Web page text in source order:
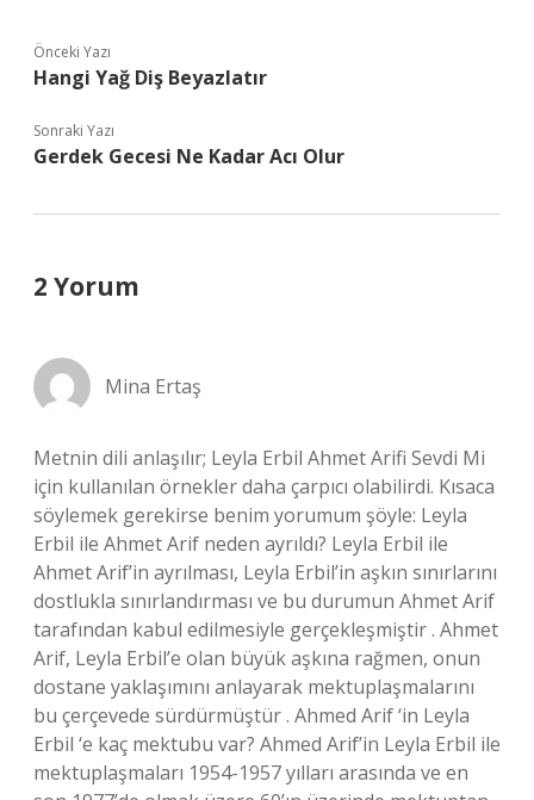
Önceki Yazı
Hangi Yağ Diş Beyazlatır
Sonraki Yazı
Gerdek Gecesi Ne Kadar Acı Olur
2 Yorum
Mina Ertaş
Metnin dili anlaşılır; Leyla Erbil Ahmet Arifi Sevdi Mi
için kullanılan örnekler daha çarpıcı olabilirdi. Kısaca
söylemek gerekirse benim yorumum şöyle: Leyla
Erbil ile Ahmet Arif neden ayrıldı? Leyla Erbil ile
Ahmet Arif’in ayrılması, Leyla Erbil’in aşkın sınırlarını
dostlukla sınırlandırması ve bu durumun Ahmet Arif
tarafından kabul edilmesiyle gerçekleşmiştir . Ahmet
Arif, Leyla Erbil’e olan büyük aşkına rağmen, onun
dostane yaklaşımını anlayarak mektuplaşmalarını
bu çerçevede sürdürmüştür . Ahmed Arif ‘in Leyla
Erbil ‘e kaç mektubu var? Ahmed Arif’in Leyla Erbil ile
mektuplaşmaları 1954-1957 yılları arasında ve en